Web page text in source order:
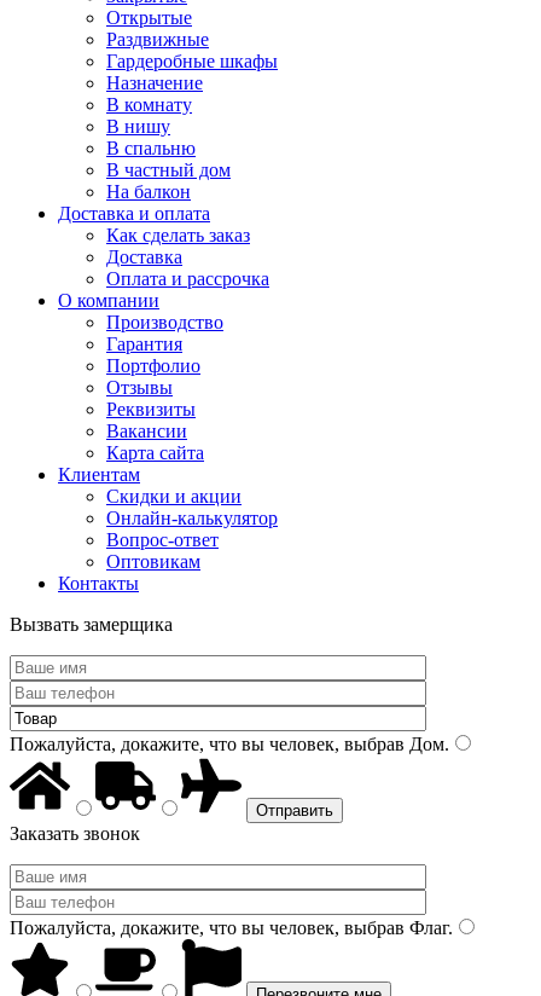
Открытые
Раздвижные
Гардеробные шкафы
Назначение
В комнату
В нишу
В спальню
В частный дом
На балкон
Доставка и оплата
Как сделать заказ
Доставка
Оплата и рассрочка
О компании
Производство
Гарантия
Портфолио
Отзывы
Реквизиты
Вакансии
Карта сайта
Клиентам
Скидки и акции
Онлайн-калькулятор
Вопрос-ответ
Оптовикам
Контакты
Вызвать замерщика
Пожалуйста, докажите, что вы человек, выбрав Дом.
Заказать звонок
Пожалуйста, докажите, что вы человек, выбрав Флаг.